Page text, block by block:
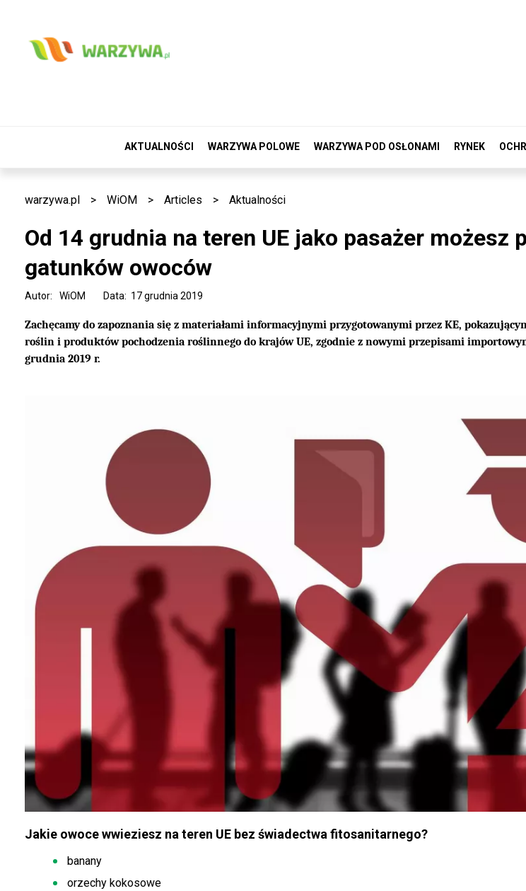
AKTUALNOŚCI WARZYWA POLOWE WARZYWA POD OSŁONAMI RYNEK
warzywa.pl > WiOM > Articles > Aktualności
Od 14 grudnia na teren UE jako pasażer możesz
gatunków owoców
Data: 17 grudnia 2019
Autor: WiOM
Zachęcamy do zapoznania się z materiałami informacyjnymi przygotowanymi przez KE,
roślin i produktów pochodzenia roślinnego do krajów UE, zgodnie z nowymi przepisami
grudnia 2019 r.
Jakie owoce wwieziesz na teren UE bez świadectwa fitosanitarnego?
banany
orzechy kokosowe